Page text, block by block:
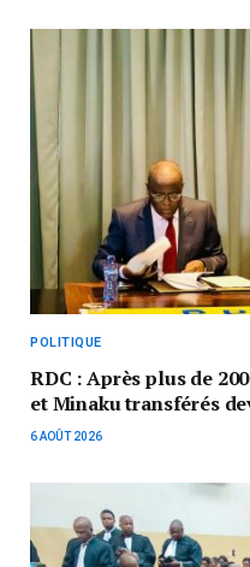
POLITIQUE
RDC : Après plus de
et Minaku transférés
6 AOÛT 2026